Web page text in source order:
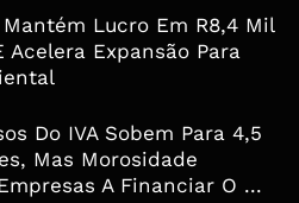
Lucro Em R8,4 Mil
Acelera Expansão Para
Do IVA Sobem Para 4,5
Mas Morosidade
A Financiar O ...